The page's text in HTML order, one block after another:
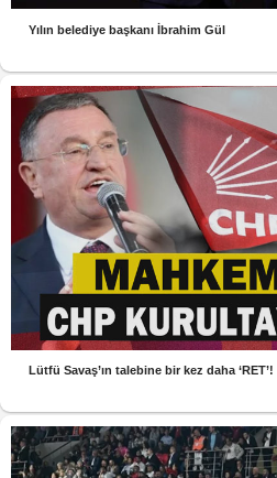
Yılın belediye başkanı İbrahim Gül
Lütfü Savaş’ın talebine bir kez daha ‘RET’!